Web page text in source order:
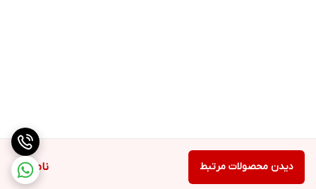
ناموجود دیدن محصولات مرتبط